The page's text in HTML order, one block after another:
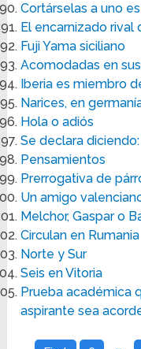
Cortárselas a uno
El encarnizado rival
Fuji Yama siciliano
Acomodadas en
Iberia es miembro
Narices, en
Hola o adiós
Se declara
Pensamientos
Prerrogativa de
Un amigo
Melchor, Gaspar o
Circulan en Rumania
Norte y Sur
Seis en Vitoria
Prueba académica
aspirante sea